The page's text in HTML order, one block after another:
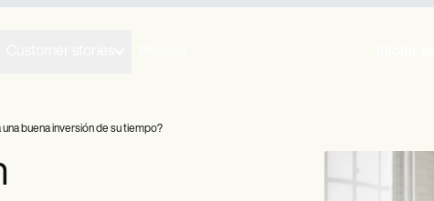
buena inversión de su tiempo?